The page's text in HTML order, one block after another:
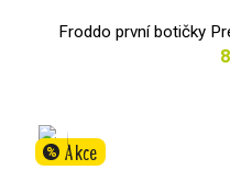
Froddo první botičky
% Akce